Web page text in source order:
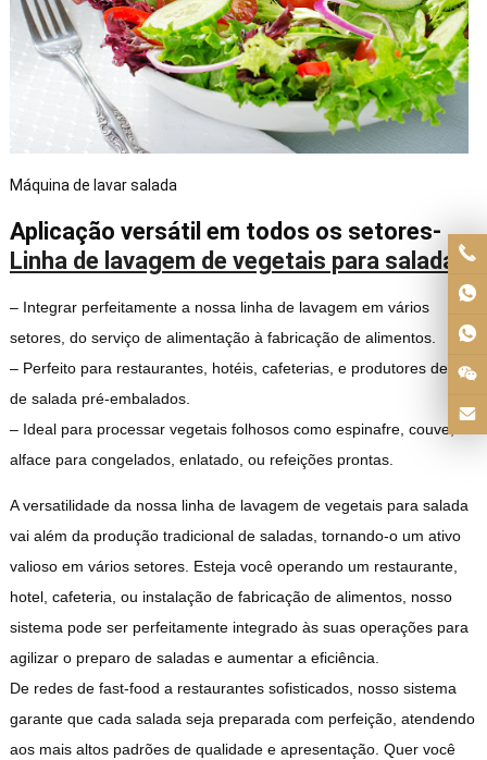
Máquina de lavar salada
Aplicação versátil em todos os setores-
Linha de lavagem de vegetais para salada
– Integrar perfeitamente a nossa linha de lavagem em vários
setores, do serviço de alimentação à fabricação de alimentos.
– Perfeito para restaurantes, hotéis, cafeterias, e produtores de kits
de salada pré-embalados.
– Ideal para processar vegetais folhosos como espinafre, couve, e
alface para congelados, enlatado, ou refeições prontas.
A versatilidade da nossa linha de lavagem de vegetais para salada
vai além da produção tradicional de saladas, tornando-o um ativo
valioso em vários setores. Esteja você operando um restaurante,
hotel, cafeteria, ou instalação de fabricação de alimentos, nosso
sistema pode ser perfeitamente integrado às suas operações para
agilizar o preparo de saladas e aumentar a eficiência.
De redes de fast-food a restaurantes sofisticados, nosso sistema
garante que cada salada seja preparada com perfeição, atendendo
aos mais altos padrões de qualidade e apresentação. Quer você